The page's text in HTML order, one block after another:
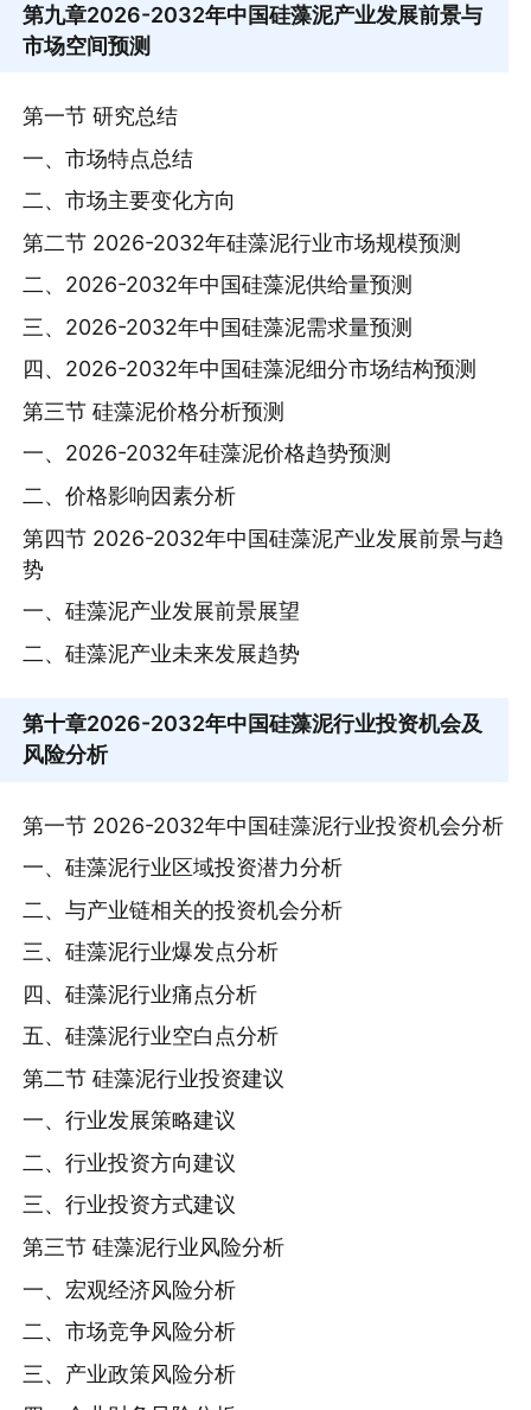
第九章2026-2032年中国硅藻泥产业发展前景与
市场空间预测
第一节 研究总结
一、市场特点总结
二、市场主要变化方向
第二节 2026-2032年硅藻泥行业市场规模预测
二、2026-2032年中国硅藻泥供给量预测
三、2026-2032年中国硅藻泥需求量预测
四、2026-2032年中国硅藻泥细分市场结构预测
第三节 硅藻泥价格分析预测
一、2026-2032年硅藻泥价格趋势预测
二、价格影响因素分析
第四节 2026-2032年中国硅藻泥产业发展前景与趋
势
一、硅藻泥产业发展前景展望
二、硅藻泥产业未来发展趋势
第十章2026-2032年中国硅藻泥行业投资机会及
风险分析
第一节 2026-2032年中国硅藻泥行业投资机会分析
一、硅藻泥行业区域投资潜力分析
二、与产业链相关的投资机会分析
三、硅藻泥行业爆发点分析
四、硅藻泥行业痛点分析
五、硅藻泥行业空白点分析
第二节 硅藻泥行业投资建议
一、行业发展策略建议
二、行业投资方向建议
三、行业投资方式建议
第三节 硅藻泥行业风险分析
一、宏观经济风险分析
二、市场竞争风险分析
三、产业政策风险分析